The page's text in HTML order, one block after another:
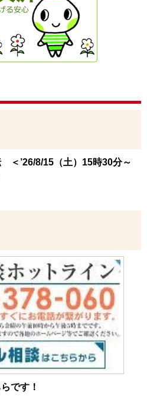
＜’26/8/15（土）15時30分～
です！